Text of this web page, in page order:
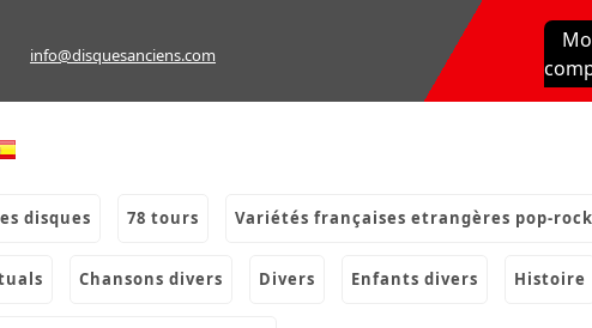
info@disquesanciens.com
disques 78 tours variétés françaises etrangères pop-rock
chansons divers divers enfants divers histoire